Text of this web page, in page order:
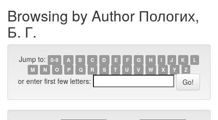
Browsing by Author Пологих,
Б. Г.
Jump to: 0-9 A B C D E F G H I J K
L
M
N O P Q R S T U V W X Y Z
or enter first few letters: